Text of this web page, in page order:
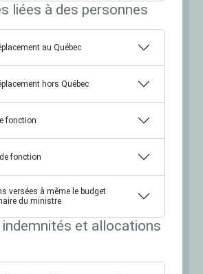
liées à des personnes
au Québec
hors Québec
fonction
fonction
versées à même le budget
du ministre
indemnités et allocations